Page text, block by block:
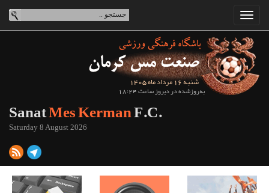
شنبه 16 مرداد ماه 1405
به‌روزشده در دیروز ساعت 18:24
SanatMes KermanF.C.
Saturday 8 August 2026